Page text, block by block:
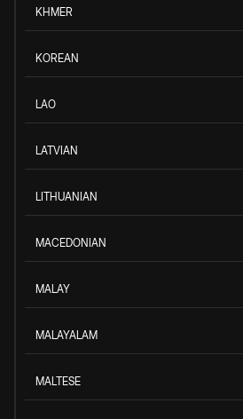
KHMER
KOREAN
LAO
LATVIAN
LITHUANIAN
MACEDONIAN
MALAY
MALAYALAM
MALTESE